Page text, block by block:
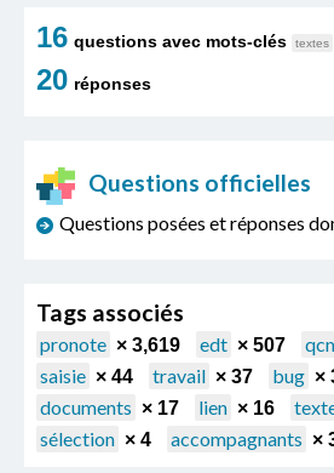
16 questions avec mots-clés textes
20 réponses
Questions officielles
Questions posées et réponses
Tags associés
pronote × 3,619 edt × 507
saisie × 44 travail × 37 bug ×
documents × 17 lien × 16
sélection × 4 accompagnants ×